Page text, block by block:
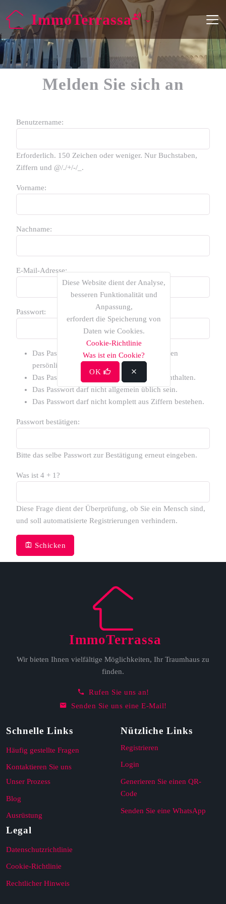
ImmoTerrassa
Melden Sie sich an
Benutzername:
Erforderlich. 150 Zeichen oder weniger. Nur Buchstaben,
Ziffern und @/./+/-/_.
Vorname:
Nachname:
E-Mail-Adresse:
Passwort:
Das Passwort darf nicht zu ähnlich zu anderen
persönlichen Informationen sein.
Das Passwort muss mindestens 8 Zeichen enthalten.
Das Passwort darf nicht allgemein üblich sein.
Das Passwort darf nicht komplett aus Ziffern bestehen.
Passwort bestätigen:
Bitte das selbe Passwort zur Bestätigung erneut eingeben.
Was ist 4 + 1?
Diese Frage dient der Überprüfung, ob Sie ein Mensch sind,
und soll automatisierte Registrierungen verhindern.
Schicken
ImmoTerrassa
Wir bieten Ihnen vielfältige Möglichkeiten, Ihr Traumhaus zu
finden.
Rufen Sie uns an!
Senden Sie uns eine E-Mail!
Schnelle Links
Häufig gestellte Fragen
Kontaktieren Sie uns
Unser Prozess
Blog
Ausrüstung
Nützliche Links
Registrieren
Login
Generieren Sie einen QR-
Code
Senden Sie eine WhatsApp
Legal
Datenschutzrichtlinie
Cookie-Richtlinie
Rechtlicher Hinweis
Diese Website dient der Analyse,
besseren Funktionalität und
Anpassung,
erfordert die Speicherung von
Daten wie Cookies.
Cookie-Richtlinie
Was ist ein Cookie?
OK